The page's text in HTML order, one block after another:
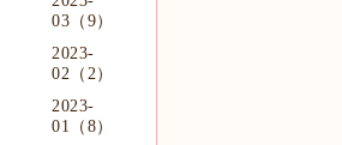
03（9）
2023-
02（2）
2023-
01（8）